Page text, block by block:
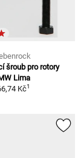
šroub pro rotory
Lima
Kč1